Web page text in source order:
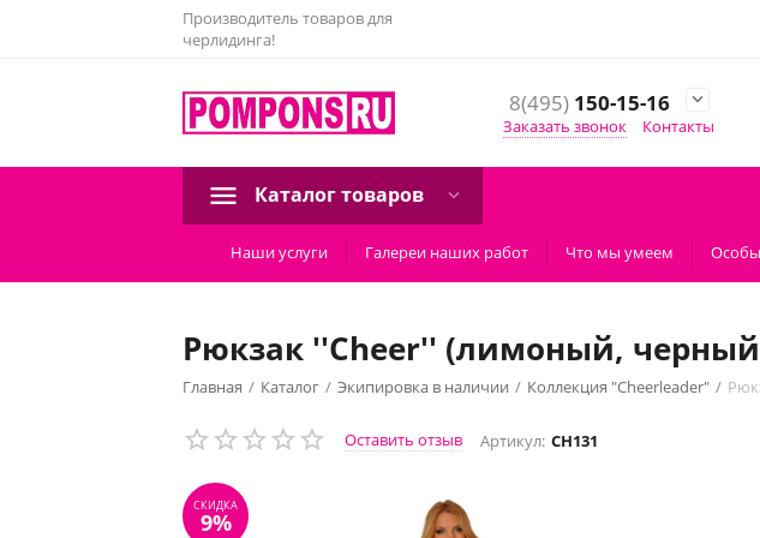
Производитель товаров для
черлидинга!
8(495)150-15-16

Заказать звонок
Контакты
Каталог товаров
Наши услуги Галереи наших работ Что мы умеем
Рюкзак ''Cheer'' (лимоный,
Главная / Каталог / Экипировка в наличии / Коллекция "Сheerleader" /
Оставить отзыв Артикул: CH131